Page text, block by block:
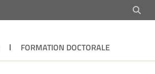
FORMATION DOCTORALE